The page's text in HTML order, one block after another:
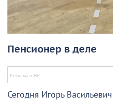
Пенсионер в деле
Сегодня Игорь